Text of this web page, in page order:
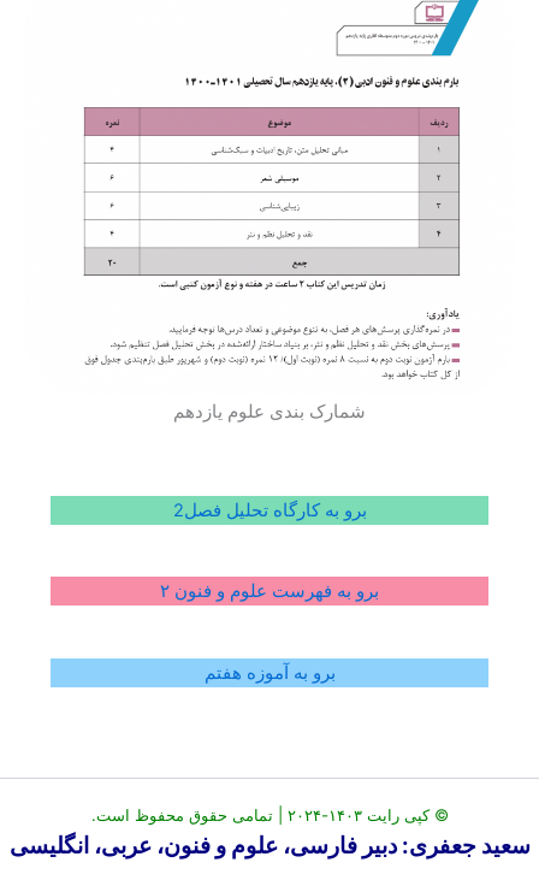
شمارک بندی علوم یازدهم
برو به کارگاه تحلیل فصل2
برو به فهرست علوم و فنون ۲
برو به آموزه هفتم
© کپی رایت ۱۴۰۳-۲۰۲۴ | تمامی حقوق محفوظ است.
سعید جعفری: دبیر فارسی، علوم و فنون، عربی، انگلیسی